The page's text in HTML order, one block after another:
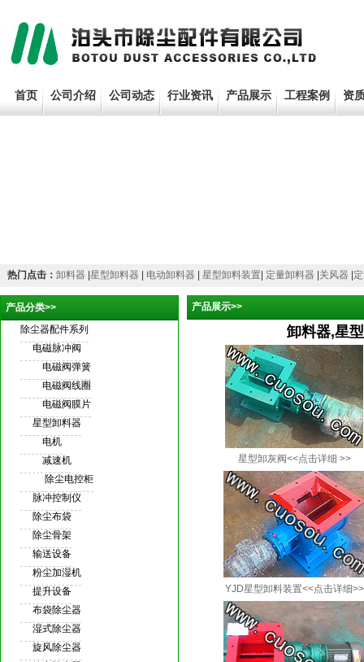
首页 公司介绍 公司动态 行业资讯 产品展示 工程案例 资
热门点击： 卸料器 星型卸料器 电动卸料器 星型卸料装置 定量卸料器 关风器
产品分类>>
除尘器配件系列
电磁脉冲阀
电磁阀弹簧
电磁阀线圈
电磁阀膜片
星型卸料器
电机
减速机
除尘电控柜
脉冲控制仪
除尘布袋
除尘骨架
输送设备
粉尘加湿机
提升设备
布袋除尘器
湿式除尘器
旋风除尘器
产品展示>>
卸料器,星
星型卸灰阀<<点击详细 >>
YJD星型卸料装置<<点击详细>>